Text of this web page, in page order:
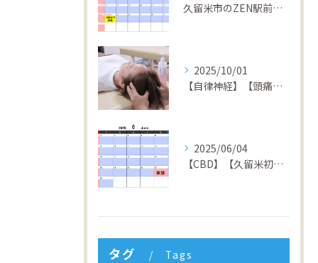
久留米市のZEN駅前整骨院 4周年キャンペーン開催中！回数券１０％OFF&初回半額体験実施中！
2025/10/01
【自律神経】【頭痛】【倦怠感】【不安症】【パニック障害】【久留米】【整骨院】
2025/06/04
【CBD】【久留米初】【矯正】【交通事故】【筋膜リリース】【久留米】【整骨院】ZEN駅前整骨院
タグ Tags